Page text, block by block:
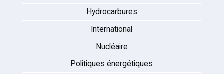
Hydrocarbures
International
Nucléaire
Politiques énergétiques